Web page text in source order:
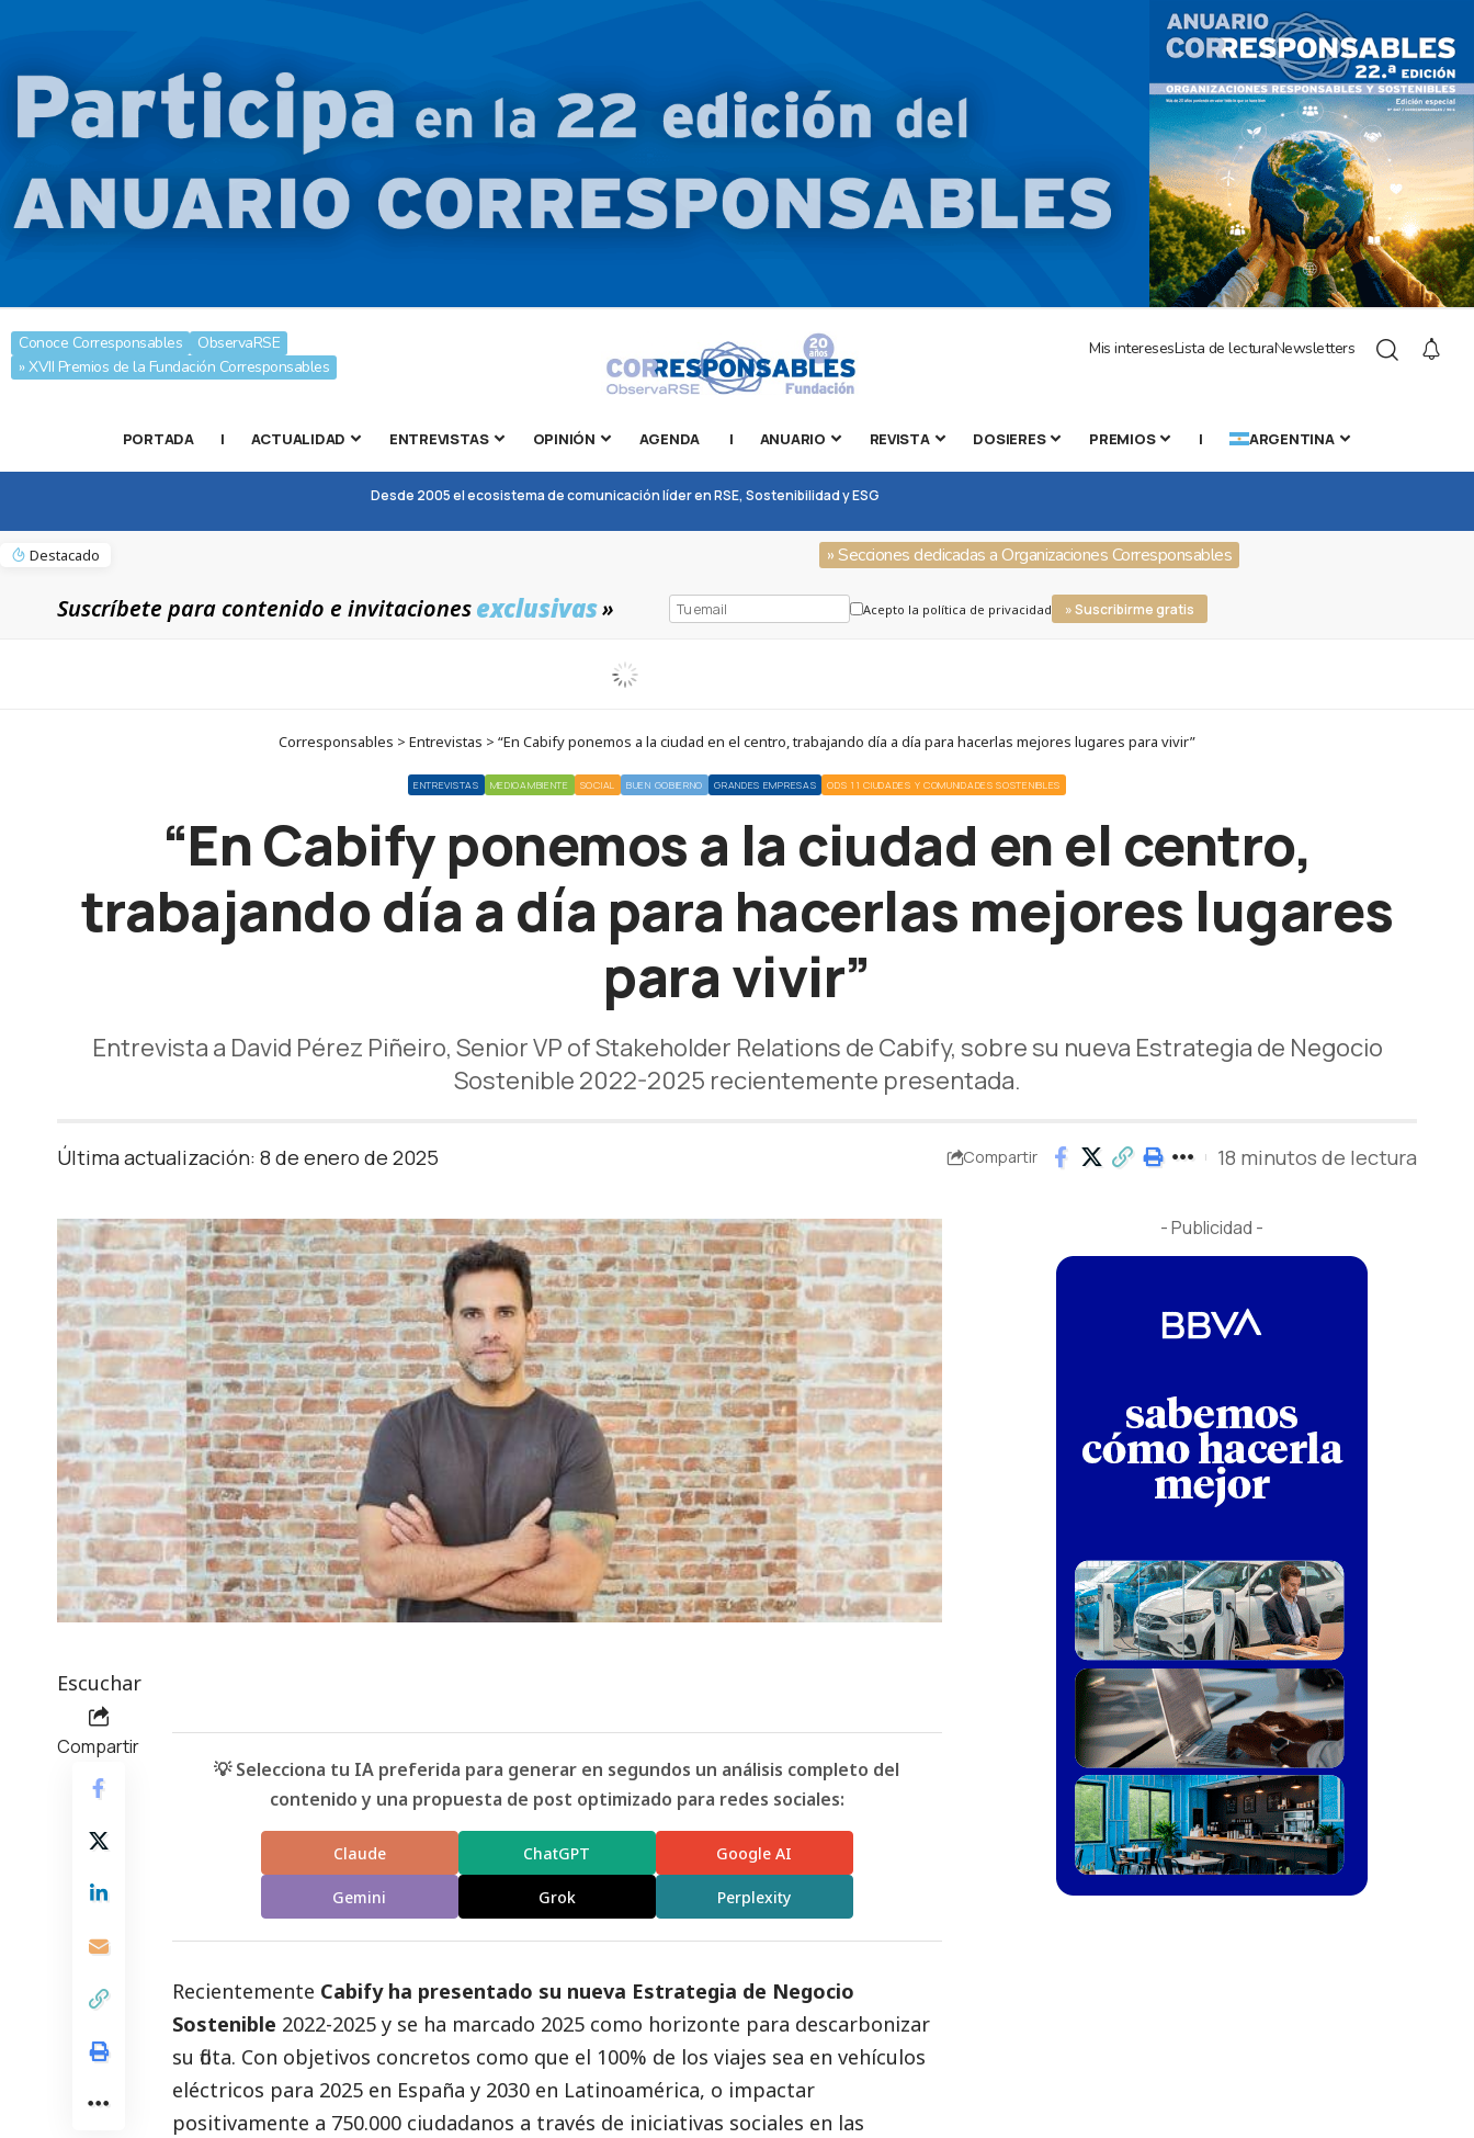
Conoce Corresponsables
ObservaRSE
» XVII Premios de la Fundación Corresponsables
Mis interesesLista de lecturaNewsletters
PORTADA | ACTUALIDAD ENTREVISTAS OPINIÓN AGENDA | ANUARIO REVISTA DOSIERES PREMIOS | ARGENTINA
Desde 2005 el ecosistema de comunicación líder en RSE, Sostenibilidad y ESG
Destacado » Secciones dedicadas a Organizaciones Corresponsables
Suscríbete para contenido e invitacionesexclusivas» Acepto la política de privacidad » Suscribirme gratis
Corresponsables > Entrevistas > “En Cabify ponemos a la ciudad en el centro, trabajando día a día para hacerlas mejores lugares para vivir”
ENTREVISTAS MEDIOAMBIENTE SOCIAL BUEN GOBIERNO GRANDES EMPRESAS ODS 11 CIUDADES Y COMUNIDADES SOSTENIBLES
“En Cabify ponemos a la ciudad en el centro,
trabajando día a día para hacerlas mejores lugares
para vivir”
Entrevista a David Pérez Piñeiro, Senior VP of Stakeholder Relations de Cabify, sobre su nueva Estrategia de Negocio
Sostenible 2022-2025 recientemente presentada.
Última actualización: 8 de enero de 2025 Compartir 18 minutos de lectura
Escuchar
Compartir
💡 Selecciona tu IA preferida para generar en segundos un análisis completo del
contenido y una propuesta de post optimizado para redes sociales:
Claude ChatGPT Google AI
Gemini Grok Perplexity
Recientemente Cabify ha presentado su nueva Estrategia de Negocio
Sostenible 2022-2025 y se ha marcado 2025 como horizonte para descarbonizar
su flota. Con objetivos concretos como que el 100% de los viajes sea en vehículos
eléctricos para 2025 en España y 2030 en Latinoamérica, o impactar
positivamente a 750.000 ciudadanos a través de iniciativas sociales en las
- Publicidad -